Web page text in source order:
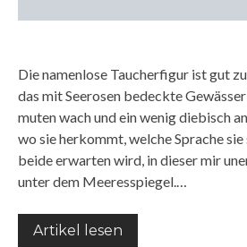
Die namenlose Taucherfigur ist gut
das mit Seerosen bedeckte
muten wach und ein wenig diebisch
wo sie herkommt, welche Sprache
beide erwarten wird, in dieser mir
unter dem Meeresspiegel.…
Artikel lesen